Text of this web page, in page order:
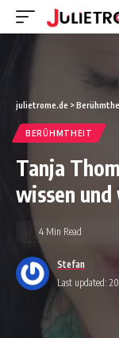
julietrome.de >
BERÜHMTHEIT
Tanja
wissen
Last updated:
Stefan
4 Min Read